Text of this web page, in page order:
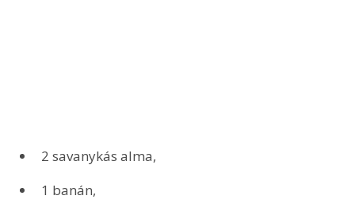
2 savanykás alma,
1 banán,